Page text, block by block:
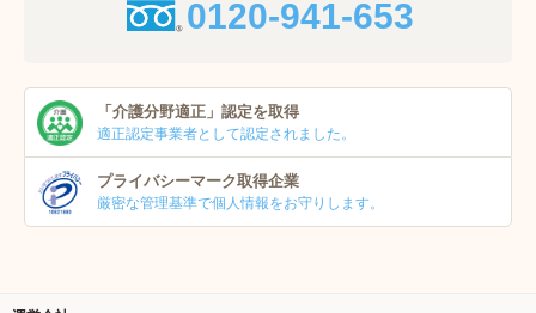
0120-941-653
「介護分野適正」 認定を取得
適正認定事業者として認定されました。
プライバシーマーク取得企業
厳密な管理基準で個人情報をお守りします。